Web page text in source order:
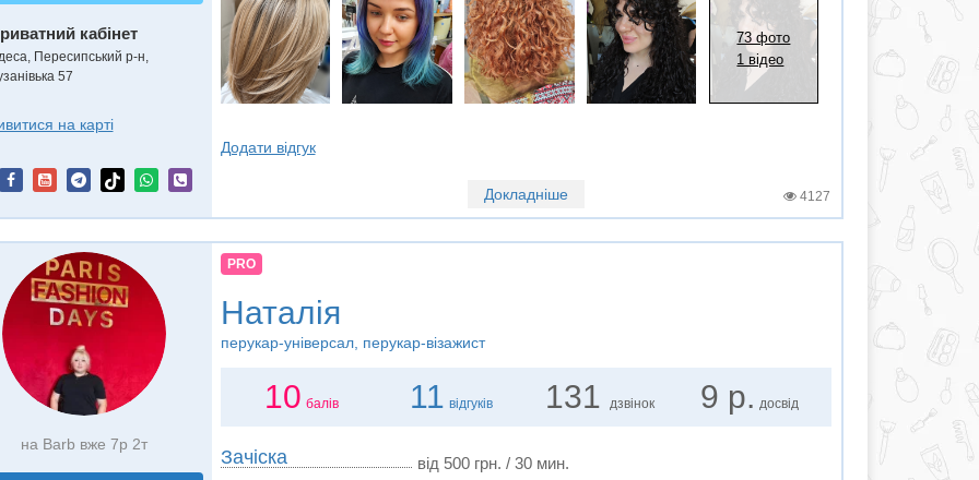
кабінет
Пересипський р-н,
57
на карті
73 фото
1 відео
Додати відгук
Докладніше 4127
на Barb вже 7р 2т
PRO
Наталія
перукар-універсал, перукар-візажист
10 балів 11 відгуків 131 дзвінок 9 р. досвід
Зачіска від 500 грн. / 30 мин.